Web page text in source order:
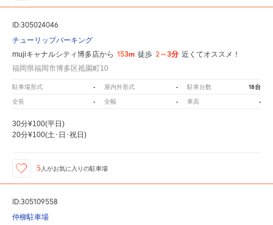
ID:305024046
チューリップパーキング
mujiキャナルシティ博多店から 153m 徒歩 2～3分 近くてオススメ！
福岡県福岡市博多区祗園町10
駐車場形式 - 屋内外形式 - 駐車台数 18台
全長 - 全幅 - 車高 -
30分¥100(平日)
20分¥100(土･日･祝日)
5 人がお気に入りの駐車場
ID:305109558
仲柳駐車場